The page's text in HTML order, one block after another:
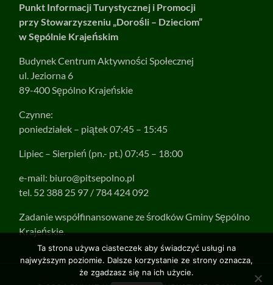
Punkt Informacji Turystycznej i Promocji
przy Stowarzyszeniu „Dorośli – Dzieciom”
w Sępólnie Krajeńskim
Budynek Centrum Aktywności Społecznej
ul. Jeziorna 6
89-400 Sępólno Krajeńskie
Czynne:
poniedziałek – piątek 07:45 – 15:45
Lipiec – Sierpień (pn.- pt.) 07:45 – 18:00
e-mail: biuro@pitsepolno.pl
tel. 52 388 25 97 / 784 424 092
Zadanie współfinansowane ze środków Gminy Sępólno
Krajeńskie.
Ta strona używa ciasteczek aby świadczyć usługi na
najwyższym poziomie. Dalsze korzystanie ze strony oznacza,
że zgadzasz się na ich użycie.